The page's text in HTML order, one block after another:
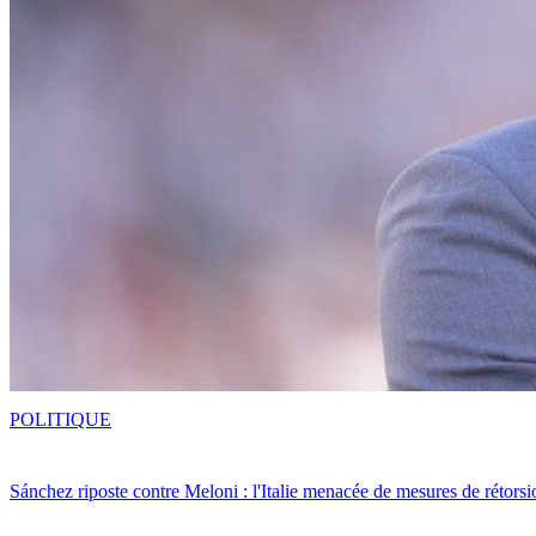
Sánchez riposte contre Meloni : l'Italie menacée de mesures de
POLITIQUE